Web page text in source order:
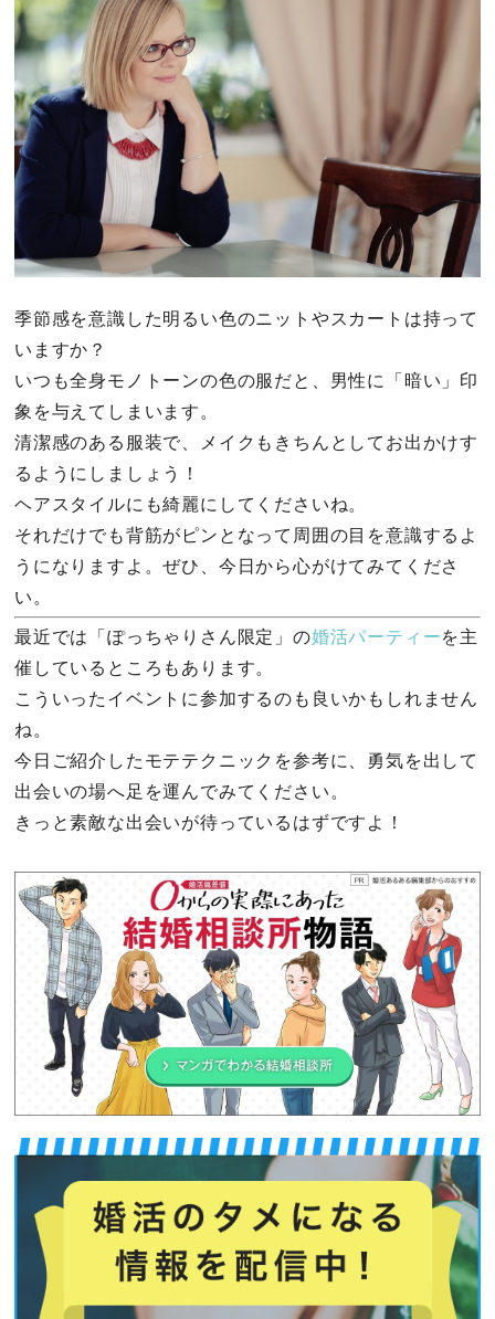
季節感を意識した明るい色のニットやスカートは持って
いますか？
いつも全身モノトーンの色の服だと、男性に「暗い」印
象を与えてしまいます。
清潔感のある服装で、メイクもきちんとしてお出かけす
るようにしましょう！
ヘアスタイルにも綺麗にしてくださいね。
それだけでも背筋がピンとなって周囲の目を意識するよ
うになりますよ。ぜひ、今日から心がけてみてくださ
い。
最近では「ぽっちゃりさん限定」の婚活パーティーを主
催しているところもあります。
こういったイベントに参加するのも良いかもしれません
ね。
今日ご紹介したモテテクニックを参考に、勇気を出して
出会いの場へ足を運んでみてください。
きっと素敵な出会いが待っているはずですよ！